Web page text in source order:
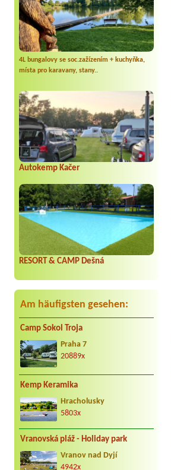
4L bungalovy se soc.zažízením + kuchyňka,
místa pro karavany, stany..
Autokemp Kačer
RESORT & CAMP Dešná
Am häufigsten gesehen:
Camp Sokol Troja
Praha 7
20889x
Kemp Keramika
Hracholusky
5803x
Vranovská pláž - Holiday park
Vranov nad Dyjí
4942x